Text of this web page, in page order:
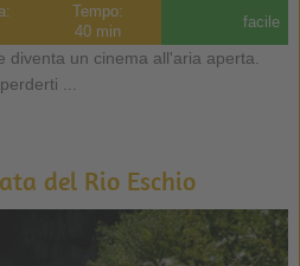
Tempo:
40 min
facile
diventa un cinema all'aria aperta.
...
del Rio Eschio